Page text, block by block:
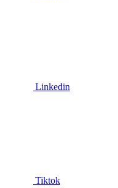
Linkedin
Tiktok